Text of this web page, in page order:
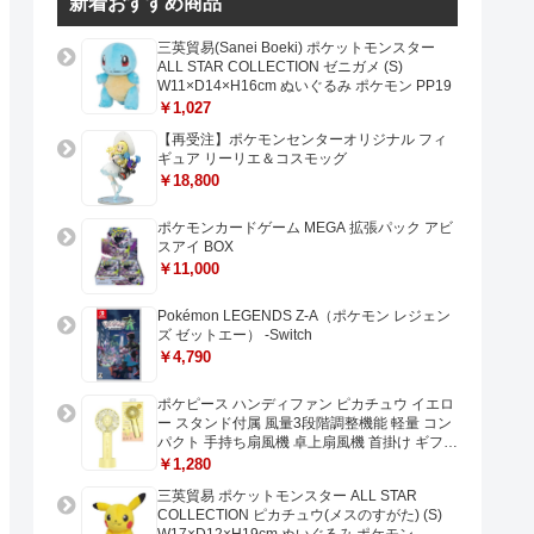
三英貿易(Sanei Boeki) ポケットモンスター
ALL STAR COLLECTION ゼニガメ (S)
W11×D14×H16cm ぬいぐるみ ポケモン PP19
￥1,027
【再受注】ポケモンセンターオリジナル フィ
ギュア リーリエ＆コスモッグ
￥18,800
ポケモンカードゲーム MEGA 拡張パック アビ
スアイ BOX
￥11,000
Pokémon LEGENDS Z-A（ポケモン レジェン
ズ ゼットエー） -Switch
￥4,790
ポケピース ハンディファン ピカチュウ イエロ
ー スタンド付属 風量3段階調整機能 軽量 コン
パクト 手持ち扇風機 卓上扇風機 首掛け ギフト
プレゼントに最適 USB充電 Type-C対応
￥1,280
三英貿易 ポケットモンスター ALL STAR
COLLECTION ピカチュウ(メスのすがた) (S)